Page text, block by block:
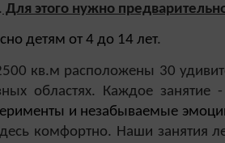
Для этого нужно
детям от 4 до 14 лет.
кв.м расположены 30
областях. Каждое
и незабываемые
комфортно. Наши занятия